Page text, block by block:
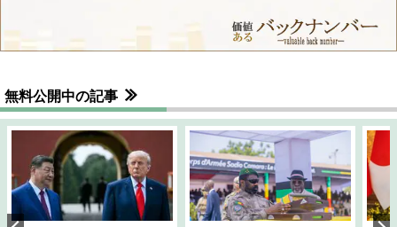
無料公開中の記事